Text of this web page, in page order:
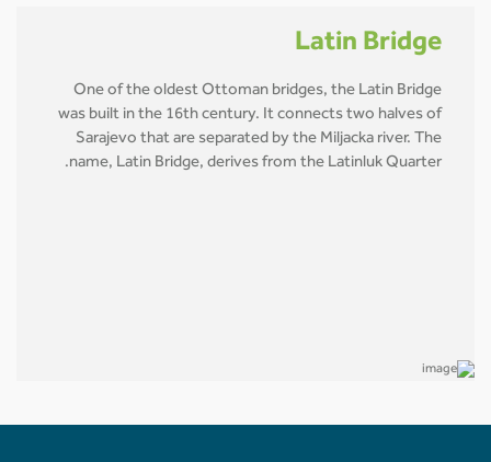
Latin Bridge
One of the oldest Ottoman bridges, the Latin Bridge
was built in the 16th century. It connects two halves of
Sarajevo that are separated by the Miljacka river. The
name, Latin Bridge, derives from the Latinluk Quarter.